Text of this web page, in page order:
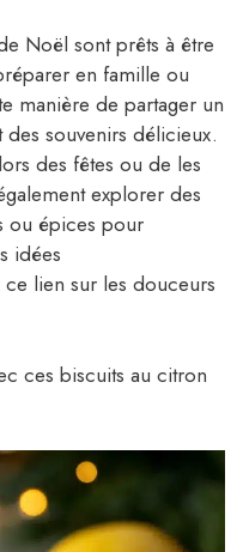
Noël sont prêts à être
en famille ou
manière de partager un
souvenirs délicieux.
des fêtes ou de les
explorer des
ou épices pour
idées
lien sur les douceurs
ces biscuits au citron